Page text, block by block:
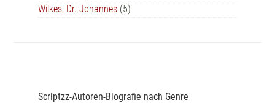
Wilkes, Dr. Johannes (5)
Scriptzz-Autoren-Biografie nach Genre